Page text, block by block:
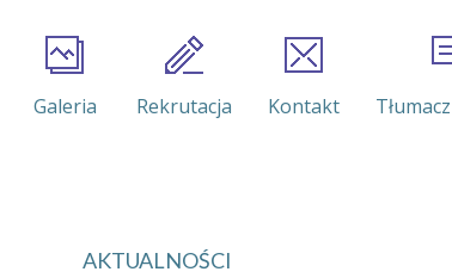
Galeria Rekrutacja Kontakt
AKTUALNOŚCI